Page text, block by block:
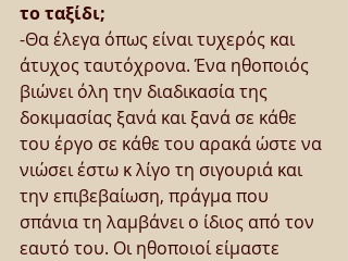
το ταξίδι;
-Θα έλεγα όπως είναι τυχερός και
άτυχος ταυτόχρονα. Ένα ηθοποιός
βιώνει όλη την διαδικασία της
δοκιμασίας ξανά και ξανά σε κάθε
του έργο σε κάθε του αρακά ώστε να
νιώσει έστω κ λίγο τη σιγουριά και
την επιβεβαίωση, πράγμα που
σπάνια τη λαμβάνει ο ίδιος από τον
εαυτό του. Οι ηθοποιοί είμαστε